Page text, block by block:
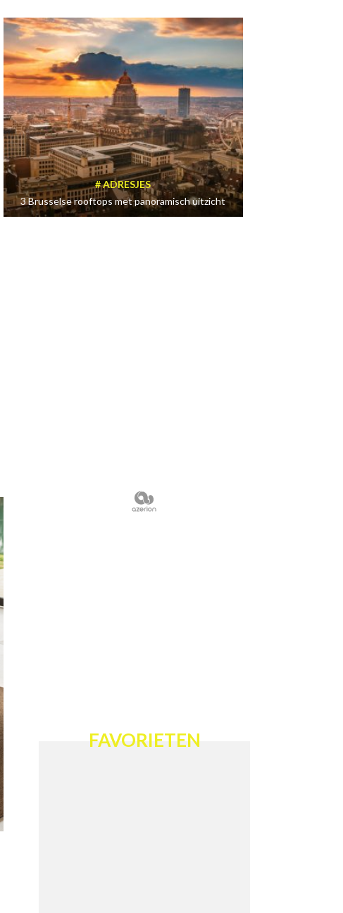
ADRESJES
3 Brusselse rooftops met panoramisch uitzicht
FAVORIETEN